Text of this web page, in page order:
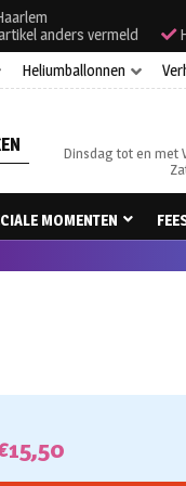
anders vermeld
Heliumballonnen
Dinsdag tot en met
MOMENTEN
15,50